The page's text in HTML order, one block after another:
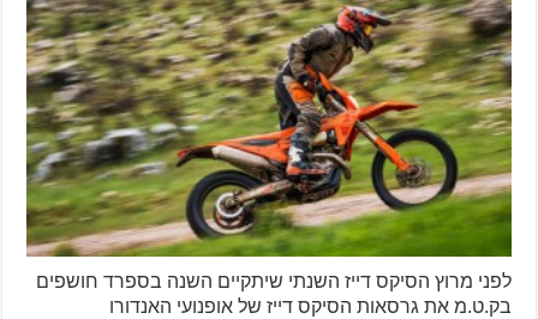
לפני מרוץ הסיקס דייז השנתי שיתקיים השנה בספרד חושפים
בק.ט.מ את גרסאות הסיקס דייז של אופנועי האנדורו